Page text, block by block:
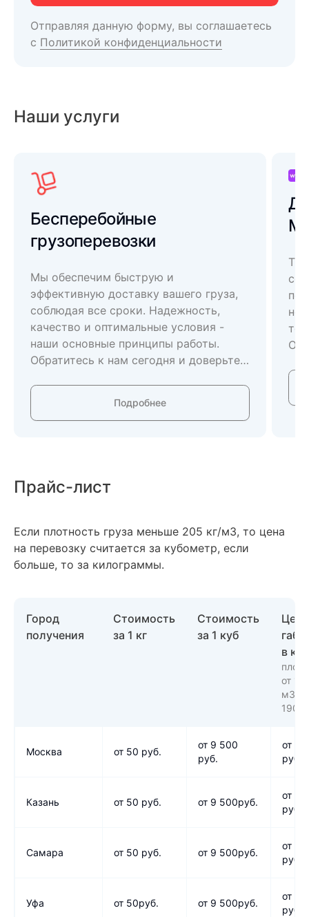
Отправляя данную форму, вы соглашаетесь
с Политикой конфиденциальности
Наши услуги
Бесперебойные
грузоперевозки
Мы обеспечим быструю и
эффективную доставку вашего груза,
соблюдая все сроки. Надежность,
качество и оптимальные условия -
наши основные принципы работы.
Обратитесь к нам сегодня и доверьте
Кыргызстана в Россию
профессионалам!
Подробнее
Ozon. Услуга
Прайс-лист
Если плотность груза меньше 205 кг/м3, то цена
на перевозку считается за кубометр, если
больше, то за килограммы.
Город
получения
Стоимость
за 1 кг
Стоимость
за 1 куб
в кг
от
м3 -
Москва от 50 руб.
от 9 500
руб.
от 80
руб.
Казань от 50 руб. от 9 500руб.
от 80
руб.
Самара от 50 руб. от 9 500руб.
от 80
руб.
Уфа от 50руб. от 9 500руб.
от 80
руб.